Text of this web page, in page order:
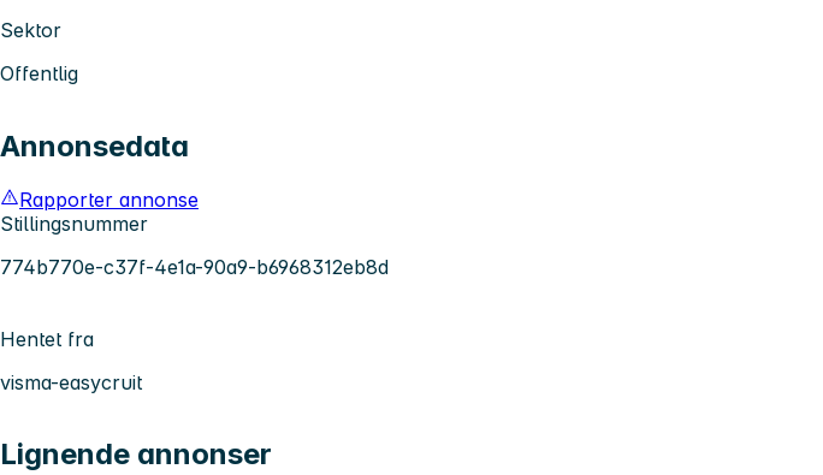
Sektor
Offentlig
Annonsedata
Rapporter annonse
Stillingsnummer
774b770e-c37f-4e1a-90a9-b6968312eb8d
Hentet fra
visma-easycruit
Lignende annonser